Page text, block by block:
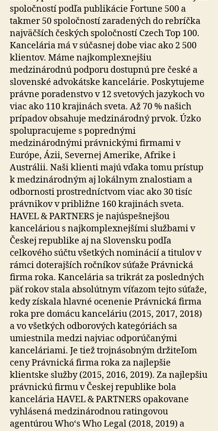
spoločností podľa publikácie Fortune 500 a
takmer 50 spoločností zaradených do rebríčka
najväčších českých spoločností Czech Top 100.
Kancelária má v súčasnej dobe viac ako 2 500
klientov. Máme najkomplexnejšiu
medzinárodnú podporu dostupnú pre české a
slovenské advokátske kancelárie. Poskytujeme
právne poradenstvo v 12 svetových jazykoch vo
viac ako 110 krajinách sveta. Až 70 % našich
prípadov obsahuje medzinárodný prvok. Úzko
spolupracujeme s poprednými
medzinárodnými právnickými firmami v
Európe, Ázii, Severnej Amerike, Afrike i
Austrálii. Naši klienti majú vďaka tomu prístup
k medzinárodným aj lokálnym znalostiam a
odbornosti prostredníctvom viac ako 30 tisíc
právnikov v približne 160 krajinách sveta.
HAVEL & PARTNERS je najúspešnejšou
kanceláriou s najkomplexnejšími službami v
Českej republike aj na Slovensku podľa
celkového súčtu všetkých nominácií a titulov v
rámci doterajších ročníkov súťaže Právnická
firma roka. Kancelária sa trikrát za posledných
päť rokov stala absolútnym víťazom tejto súťaže,
kedy získala hlavné ocenenie Právnická firma
roka pre domácu kanceláriu (2015, 2017, 2018)
a vo všetkých odborových kategóriách sa
umiestnila medzi najviac odporúčanými
kanceláriami. Je tiež trojnásobným držiteľom
ceny Právnická firma roka za najlepšie
klientske služby (2015, 2016, 2019). Za najlepšiu
právnickú firmu v Českej republike bola
kancelária HAVEL & PARTNERS opakovane
vyhlásená medzinárodnou ratingovou
agentúrou Who‘s Who Legal (2018, 2019) a